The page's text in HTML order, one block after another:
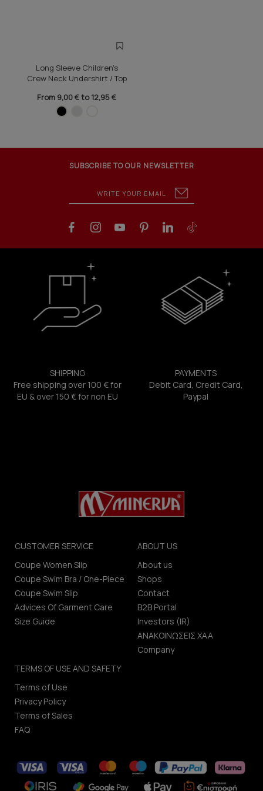
Long Sleeve Children's
Crew Neck Undershirt / Top
From 9,00 € to 12,95 €
SUBSCRIBE TO OUR NEWSLETTER
SHIPPING
Free shipping over 100 € for
EU & over 150 € for non EU
PAYMENTS
Debit Card, Credit Card,
Paypal
CUSTOMER SERVICE
Coupe Women Slip
Coupe Swim Bra / One-Piece
Coupe Swim Slip
Advices Of Garment Care
Size Guide
ABOUT US
About us
Shops
Contact
B2B Portal
Investors (IR)
ΑΝΑΚΟΙΝΩΣΕΙΣ ΧΑΑ
Company
TERMS OF USE AND SAFETY
Terms of Use
Privacy Policy
Terms of Sales
FAQ